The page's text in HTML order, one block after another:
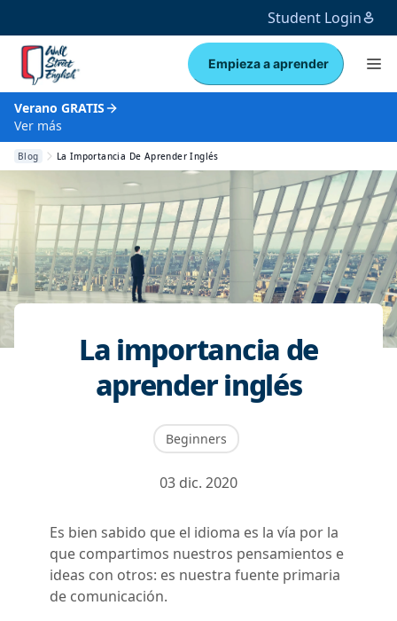
Student Login
Empieza a aprender
Verano GRATIS
Ver más
Blog La Importancia De Aprender Inglés
La importancia de
aprender inglés
Beginners
03 dic. 2020
Es bien sabido que el idioma es la vía por la
que compartimos nuestros pensamientos e
ideas con otros: es nuestra fuente primaria
de comunicación.